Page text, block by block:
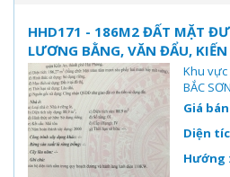
HHD171 - 186M2 ĐẤT MẶT
LƯƠNG BẰNG, VĂN ĐẨU,
Khu vực
BẮC
Giá bán
Diện
Hướng :